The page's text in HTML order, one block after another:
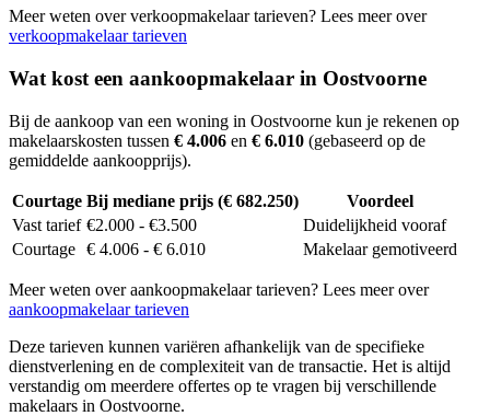
Meer weten over verkoopmakelaar tarieven? Lees meer over
verkoopmakelaar tarieven
Wat kost een aankoopmakelaar in Oostvoorne
Bij de aankoop van een woning in Oostvoorne kun je rekenen op
makelaarskosten tussen € 4.006 en € 6.010 (gebaseerd op de
gemiddelde aankoopprijs).
Courtage Bij mediane prijs (€ 682.250)
Voordeel
Vast tarief €2.000 - €3.500
Duidelijkheid vooraf
Courtage € 4.006 - € 6.010 Makelaar gemotiveerd
Meer weten over aankoopmakelaar tarieven? Lees meer over
aankoopmakelaar tarieven
Deze tarieven kunnen variëren afhankelijk van de specifieke
dienstverlening en de complexiteit van de transactie. Het is altijd
verstandig om meerdere offertes op te vragen bij verschillende
makelaars in Oostvoorne.